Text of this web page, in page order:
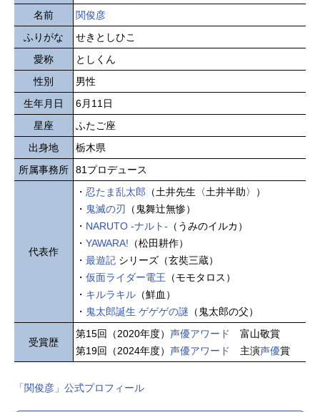
名前
関俊彦
ふりがな
せきとしひこ
愛称
としくん
性別
男性
生年月日
6月11日
星座
ふたご座
出身地
栃木県
所属事務所
81プロデュース
代表作
・ 忍たま乱太郎 （土井先生〈土井半助〉）
・ 鬼滅の刃 （鬼舞辻無惨）
・ NARUTO -ナルト- （うみのイルカ）
・ YAWARA! （松田耕作）
・ 最遊記 シリーズ（玄奘三蔵）
・ 仮面ライダー電王 （モモタロス）
・ キルラキル （鮮血）
・ 鬼太郎誕生 ゲゲゲの謎 （鬼太郎の父）
受賞歴
第15回（2020年度） 声優アワード
富山敬賞
第19回（2024年度） 声優アワード 主演声優賞
「関俊彦」公式プロフィール